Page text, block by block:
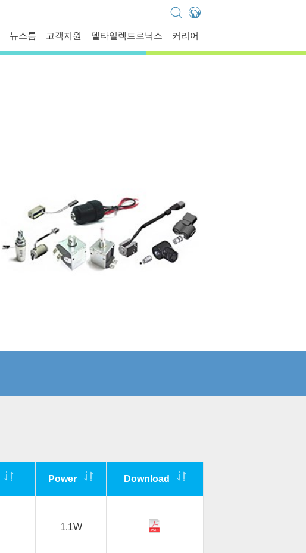
Global - 繁體中文
Americas - English
Singapore - English
Thailand - English
Thailand - ไทย
뉴스룸 고객지원 델타일렉트로닉스 커리어
Power Download
1.1W